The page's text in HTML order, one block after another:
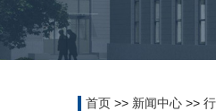
首页 >> 新闻中心 >>